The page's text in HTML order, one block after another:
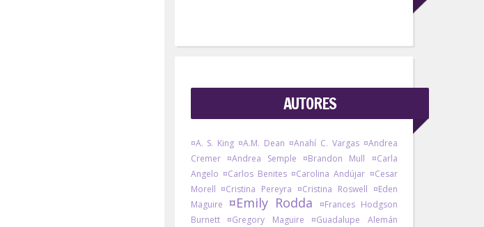
AUTORES
¤A. S. King ¤A.M. Dean ¤Anahí C. Vargas ¤Andrea
Cremer
¤Andrea Semple ¤Brandon Mull
¤Carla
Angelo ¤Carlos Benites ¤Carolina Andújar ¤Cesar
Morell ¤Cristina Pereyra ¤Cristina Roswell ¤Eden
Maguire ¤Emily Rodda
¤Frances Hodgson
Burnett
¤Gregory Maguire
¤Guadalupe Alemán